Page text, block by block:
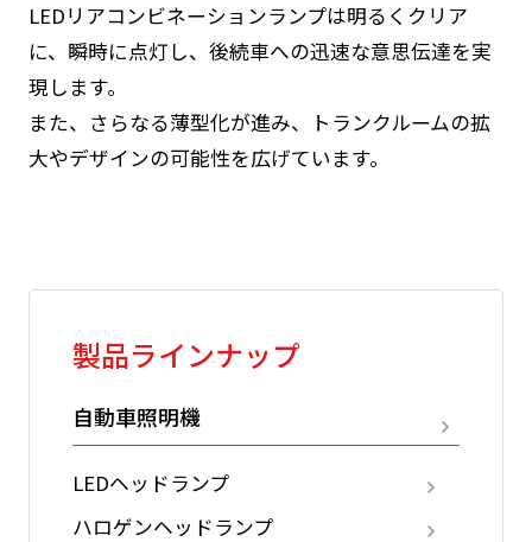
LEDリアコンビネーションランプは明るくクリア
に、瞬時に点灯し、後続車への迅速な意思伝達を実
現します。
また、さらなる薄型化が進み、トランクルームの拡
大やデザインの可能性を広げています。
製品ラインナップ
自動車照明機
LEDヘッドランプ
ハロゲンヘッドランプ